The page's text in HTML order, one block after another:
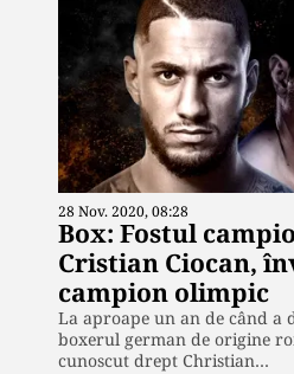
28 Nov. 2020, 08:28
Box: Fostul
Cristian Ciocan,
campion olimpic
La aproape un an de când a
boxerul german de origine
cunoscut drept Christian…